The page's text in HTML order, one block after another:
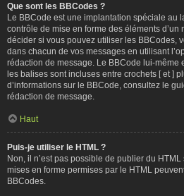
Que sont les BBCodes ?
Le BBCode est une implantation spéciale au
contrôle de mise en forme des éléments d’un
décider si vous pouvez utiliser les BBCodes,
dans chacun de vos messages en utilisant
rédaction de message. Le BBCode lui-même
les balises sont incluses entre crochets [ et ]
d’informations sur le BBCode, consultez le
rédaction de message.
Haut
Puis-je utiliser le HTML ?
Non, il n’est pas possible de publier du
mises en forme permises par le HTML
BBCodes.